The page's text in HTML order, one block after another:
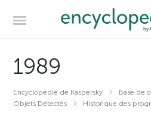
1989
Encyclopédie de Kaspersky
Base de
Objets Détectés
Historique des